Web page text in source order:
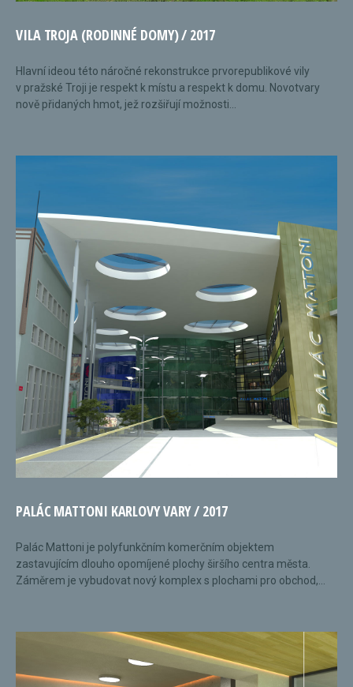
VILA TROJA (RODINNÉ DOMY) / 2017
Hlavní ideou této náročné rekonstrukce prvorepublikové vily
v pražské Troji je respekt k místu a respekt k domu. Novotvary
nově přidaných hmot, jež rozšiřují možnosti...
PALÁC MATTONI KARLOVY VARY / 2017
Palác Mattoni je polyfunkčním komerčním objektem
zastavujícím dlouho opomíjené plochy širšího centra města.
Záměrem je vybudovat nový komplex s plochami pro obchod,...